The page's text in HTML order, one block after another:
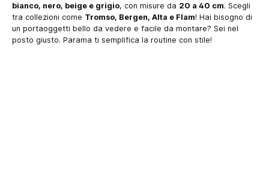
bianco, nero, beige e grigio, con misure da 20 a 40 cm. Scegli
tra collezioni come Tromso, Bergen, Alta e Flam! Hai bisogno di
un portaoggetti bello da vedere e facile da montare? Sei nel
posto giusto. Parama ti semplifica la routine con stile!